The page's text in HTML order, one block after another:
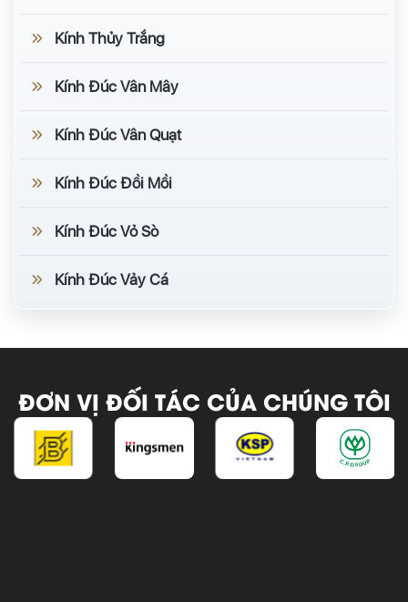
Lắp đặt & ứng dụng
Xây bằng vữa/keo chuyên dụng kết hợp thanh
Làm vách ngăn lấy sáng, ô thoáng cầu thang,
Tư vấn & báo giá gạch kính:
hoa văn. Liên quan:
Kính Thủy Trắng
Kính Đúc Vân Mây
Kính Đúc Vân Quạt
Kính Đúc Đồi Mồi
Kính Đúc Vỏ Sò
Kính Đúc Vảy Cá
ĐƠN VỊ ĐỐI TÁC CỦA CHÚNG TÔI